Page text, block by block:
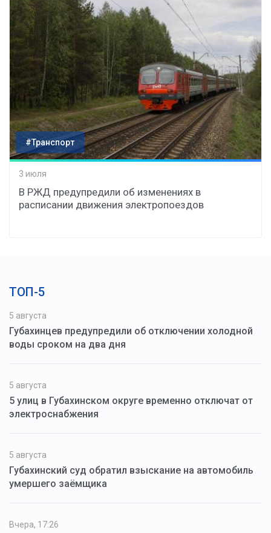
#Транспорт
3 июля
В РЖД предупредили об изменениях в
расписании движения электропоездов
ТОП-5
5 августа
Губахинцев предупредили об отключении холодной
воды сроком на два дня
5 августа
5 улиц в Губахинском округе временно отключат от
электроснабжения
5 августа
Губахинский суд обратил взыскание на автомобиль
умершего заёмщика
Вчера, 17:26